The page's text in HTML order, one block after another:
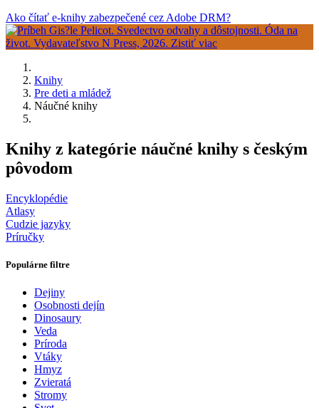
Ako čítať e-knihy zabezpečené cez Adobe DRM?
Knihy
Pre deti a mládež
Náučné knihy
Knihy z kategórie náučné knihy s českým
pôvodom
Encyklopédie
Atlasy
Cudzie jazyky
Príručky
Populárne filtre
Dejiny
Osobnosti dejín
Dinosaury
Veda
Príroda
Vtáky
Hmyz
Zvieratá
Stromy